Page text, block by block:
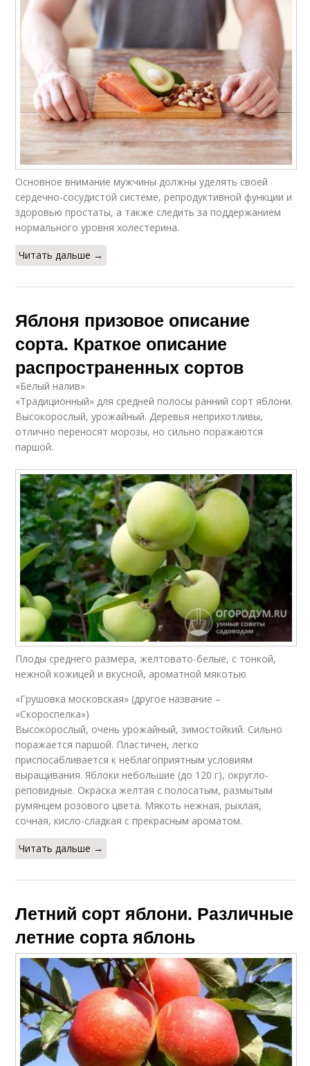
Основное внимание мужчины должны уделять своей
сердечно-сосудистой системе, репродуктивной функции и
здоровью простаты, а также следить за поддержанием
нормального уровня холестерина.
Читать дальше →
Яблоня призовое описание
сорта. Краткое описание
распространенных сортов
«Белый налив»
«Традиционный» для средней полосы ранний сорт яблони.
Высокорослый, урожайный. Деревья неприхотливы,
отлично переносят морозы, но сильно поражаются
паршой.
Плоды среднего размера, желтовато-белые, с тонкой,
нежной кожицей и вкусной, ароматной мякотью
«Грушовка московская» (другое название –
«Скороспелка»)
Высокорослый, очень урожайный, зимостойкий. Сильно
поражается паршой. Пластичен, легко
приспосабливается к неблагоприятным условиям
выращивания. Яблоки небольшие (до 120 г), округло-
реповидные. Окраска желтая с полосатым, размытым
румянцем розового цвета. Мякоть нежная, рыхлая,
сочная, кисло-сладкая с прекрасным ароматом.
Читать дальше →
Летний сорт яблони. Различные
летние сорта яблонь